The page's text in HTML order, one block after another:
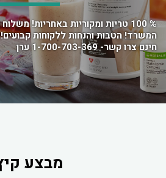
חינם צרו קשר- 1-700-703-369 ערן
מבצע